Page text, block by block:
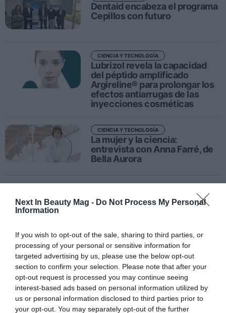
Next In Beauty Mag - Do Not Process My Personal
Information
If you wish to opt-out of the sale, sharing to third parties, or
processing of your personal or sensitive information for
targeted advertising by us, please use the below opt-out
section to confirm your selection. Please note that after your
opt-out request is processed you may continue seeing
interest-based ads based on personal information utilized by
us or personal information disclosed to third parties prior to
your opt-out. You may separately opt-out of the further
INICIAR SESIÓN
EN
Dentaid encabeza el programa
Cepillos con futuro
Lubrizol revela la capacidad
del péptido amplificado
Argireline® para prolongar los
efectos antiarrugas de las
inyecciones cosméticas
CIENCIA Y TECNOLOGÍA
La mujer y la ciencia:
entrevista con Anna Farré, de
Bella Aurora
CIENCIA Y TECNOLOGÍA